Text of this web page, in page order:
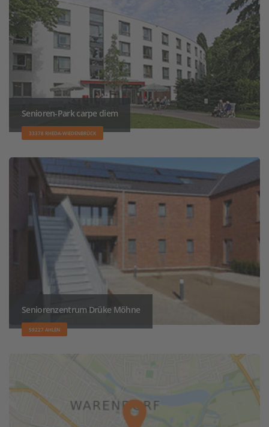
Senioren-Park carpe diem
33378 RHEDA-WIEDENBRÜCK
Seniorenzentrum Drüke Möhne
59227 AHLEN